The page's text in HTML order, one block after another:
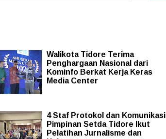
Walikota Tidore Terima
Penghargaan Nasional dari
Kominfo Berkat Kerja Keras
Media Center
4 Staf Protokol dan Komunikasi
Pimpinan Setda Tidore Ikut
Pelatihan Jurnalisme dan